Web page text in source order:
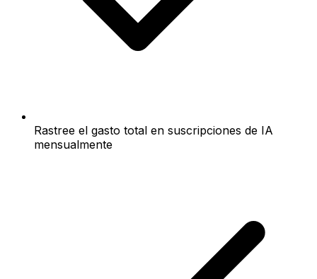
Rastree el gasto total en suscripciones de IA
mensualmente